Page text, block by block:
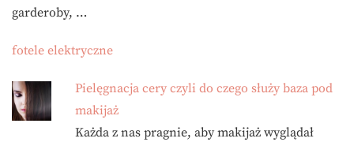
garderoby, …
fotele elektryczne
Pielęgnacja cery czyli do czego służy baza pod
makijaż
Każda z nas pragnie, aby makijaż wyglądał